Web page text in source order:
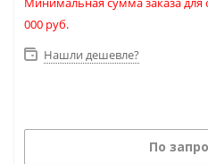
000 руб.
Нашли дешевле?
По